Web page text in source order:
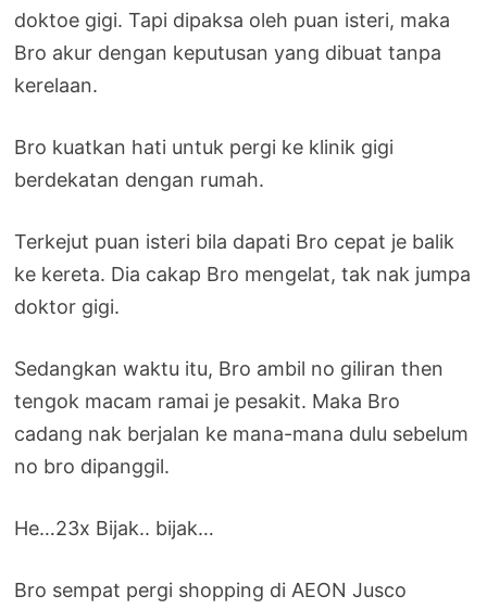
doktoe gigi. Tapi dipaksa oleh puan isteri, maka
Bro akur dengan keputusan yang dibuat tanpa
kerelaan.
Bro kuatkan hati untuk pergi ke klinik gigi
berdekatan dengan rumah.
Terkejut puan isteri bila dapati Bro cepat je balik
ke kereta. Dia cakap Bro mengelat, tak nak jumpa
doktor gigi.
Sedangkan waktu itu, Bro ambil no giliran then
tengok macam ramai je pesakit. Maka Bro
cadang nak berjalan ke mana-mana dulu sebelum
no bro dipanggil.
He…23x Bijak.. bijak…
Bro sempat pergi shopping di AEON Jusco